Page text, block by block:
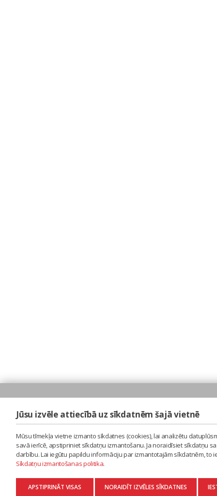
Jūsu izvēle attiecībā uz sīkdatnēm šajā vietnē
Mūsu tīmekļa vietne izmanto sīkdatnes (cookies), lai analizētu
savā ierīcē, apstipriniet sīkdatņu izmantošanu. Ja noraidīsiet sīkdatņu
darbību. Lai iegūtu papildu informāciju par izmantotajām sīkdatnēm,
Sīkdatņu izmantošanas politika.
APSTIPRINĀT VISAS NORAIDĪT IZVĒLES SĪKDATNES